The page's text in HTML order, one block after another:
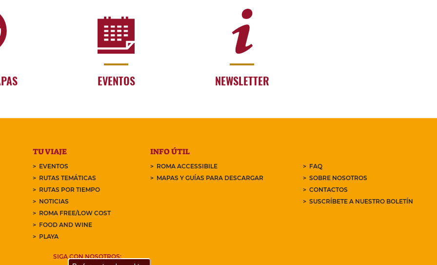
EVENTOS NEWSLETTER
TU VIAJE
EVENTOS
RUTAS TEMÁTICAS
RUTAS POR TIEMPO
NOTICIAS
ROMA FREE/LOW COST
FOOD AND WINE
PLAYA
INFO ÚTIL
ROMA ACCESSIBILE
MAPAS Y GUÍAS PARA DESCARGAR
FAQ
SOBRE NOSOTROS
CONTACTOS
SUSCRÍBETE A NUESTRO BOLETÍN
SIGA CON NOSOTROS: